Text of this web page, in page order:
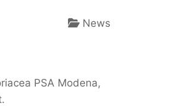
News
PSA Modena,